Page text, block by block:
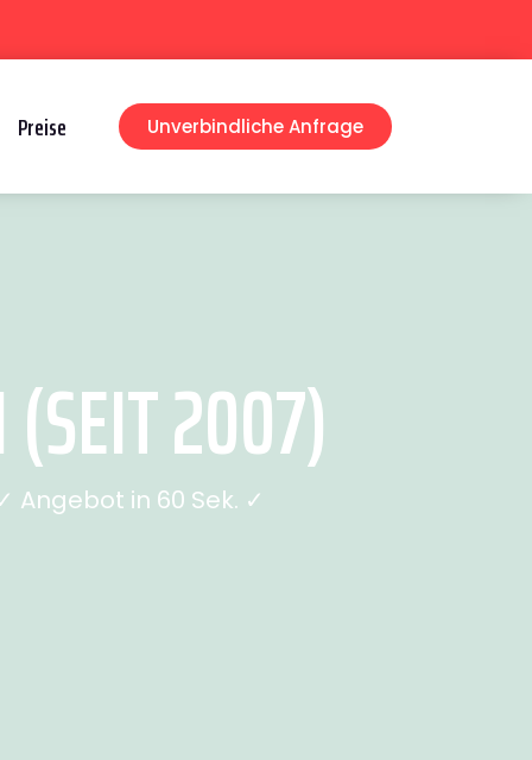
Preise Unverbindliche Anfrage
(SEIT 2007)
Angebot in 60 Sek. ✓